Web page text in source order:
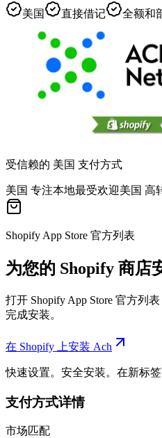
美国
直接借记 全额和
受信赖的 美国 支付方式
美国 专注本地最受欢迎美国 高
Shopify App Store 官方列表
为您的 Shopify 商店
打开 Shopify App Store 官方列
完成安装。
在 Shopify 上安装 Ach
快速设置。安全安装。在新标签
支付方式详情
市场匹配